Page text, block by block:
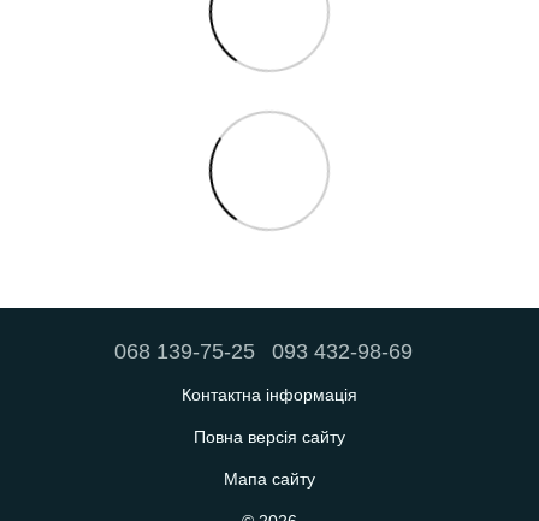
068 139-75-25 093 432-98-69
Контактна інформація
Повна версія сайту
Мапа сайту